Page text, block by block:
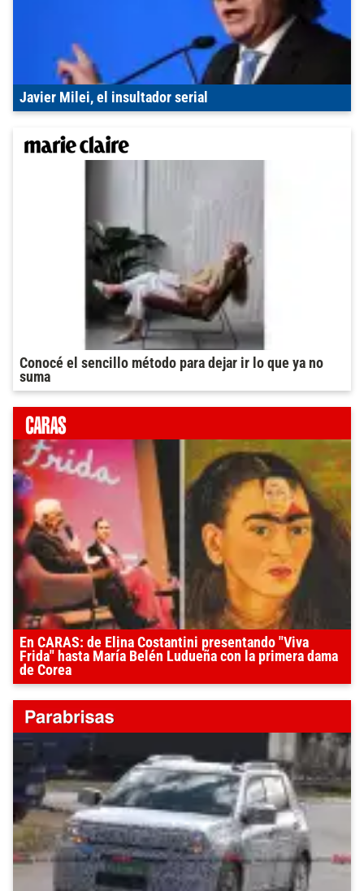
Javier Milei, el insultador serial
Conocé el sencillo método para dejar ir lo que ya no
suma
En CARAS: de Elina Costantini presentando "Viva
Frida" hasta María Belén Ludueña con la primera dama
de Corea